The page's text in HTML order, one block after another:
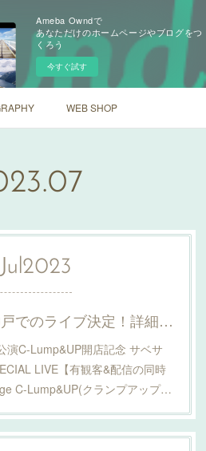
Ameba Owndで
あなただけのホームページやブログをつ
くろう
今すぐ試す
WEB SHOP
.07
Jul2023
9/9(土)&9/10(日)神戸でのライブ決定！詳細はこちら！
演C-Lump&UP開店記念 サベサ
LIVE【有観客&配信の同時
C-Lump&UP(クランプアップ…